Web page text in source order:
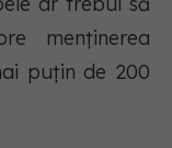
menținerea
puțin de 200